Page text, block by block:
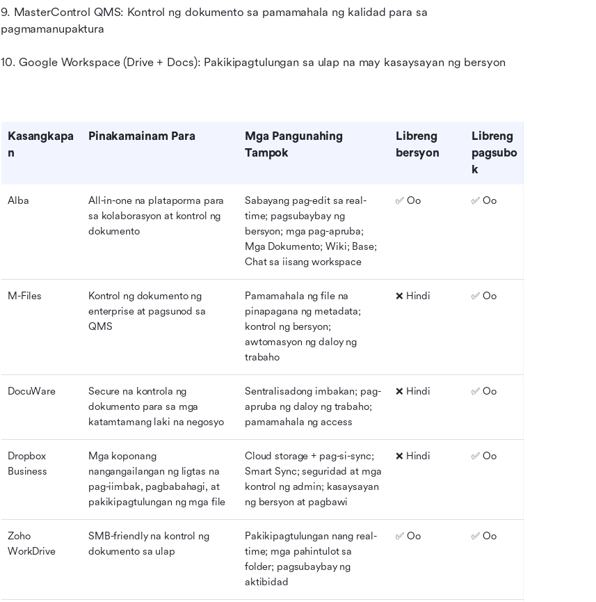
9. MasterControl QMS: Kontrol ng dokumento sa pamamahala ng kalidad para sa
pagmamanupaktura
10. Google Workspace (Drive + Docs): Pakikipagtulungan sa ulap na may kasaysayan ng bersyon
Kasangkapa
n
Pinakamainam Para
Mga Pangunahing
Tampok
Libreng
bersyon
Libreng
pagsubo
k
Alba
All-in-one na plataporma para
sa kolaborasyon at kontrol ng
dokumento
Sabayang pag-edit sa real-
time; pagsubaybay ng
bersyon; mga pag-apruba;
Mga Dokumento; Wiki; Base;
Chat sa iisang workspace
✅ Oo ✅ Oo
M-Files
Kontrol ng dokumento ng
enterprise at pagsunod sa
QMS
Pamamahala ng file na
pinapagana ng metadata;
kontrol ng bersyon;
awtomasyon ng daloy ng
trabaho
❌ Hindi ✅ Oo
DocuWare
Secure na kontrola ng
dokumento para sa mga
katamtamang laki na negosyo
Sentralisadong imbakan; pag-
apruba ng daloy ng trabaho;
pamamahala ng access
❌ Hindi ✅ Oo
Dropbox
Business
Mga koponang
nangangailangan ng ligtas na
pag-iimbak, pagbabahagi, at
pakikipagtulungan ng mga file
Cloud storage + pag-si-sync;
Smart Sync; seguridad at mga
kontrol ng admin; kasaysayan
ng bersyon at pagbawi
❌ Hindi ✅ Oo
Zoho
WorkDrive
SMB-friendly na kontrol ng
dokumento sa ulap
Pakikipagtulungan nang real-
time; mga pahintulot sa
folder; pagsubaybay ng
aktibidad
✅ Oo ✅ Oo